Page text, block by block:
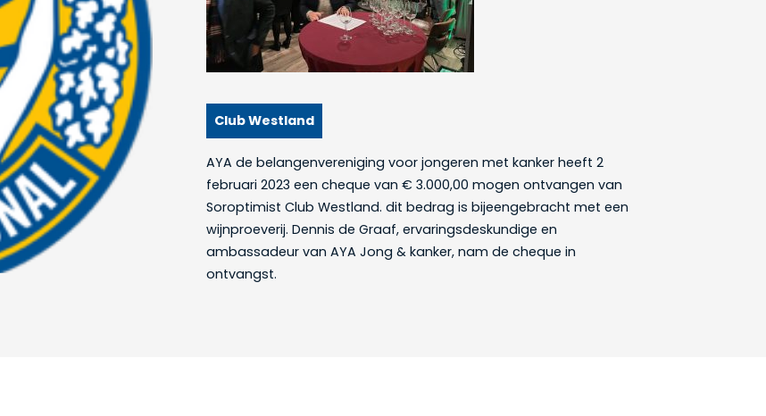
Club Westland
AYA de belangenvereniging voor jongeren met kanker heeft 2
februari 2023 een cheque van € 3.000,00 mogen ontvangen van
Soroptimist Club Westland. dit bedrag is bijeengebracht met een
wijnproeverij. Dennis de Graaf, ervaringsdeskundige en
ambassadeur van AYA Jong & kanker, nam de cheque in
ontvangst.